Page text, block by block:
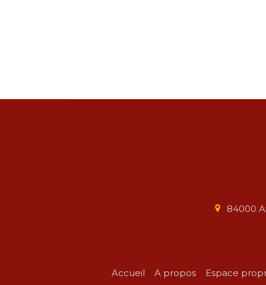
84000
Accueil A propos Espace